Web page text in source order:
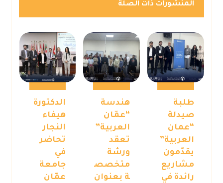
المنشورات ذات الصلة
طلبة
صيدلة
“عمان
العربية”
يقدّمون
مشاريع
رائدة في
هندسة
“عمّان
العربية”
تعقد
ورشة
متخصص
ة بعنوان
الدكتورة
هيفاء
النجار
تحاضر
في
جامعة
عمّان